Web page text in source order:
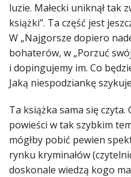
luzie. Małecki uniknął tak
książki”. Ta część jest
W „Najgorsze dopiero
bohaterów, w „Porzuć
i dopingujemy im. Co
Jaką niespodziankę
Ta książka sama się czyta.
powieści w tak szybkim
mógłby pobić pewien
rynku kryminałów
doskonale wiedzą kogo